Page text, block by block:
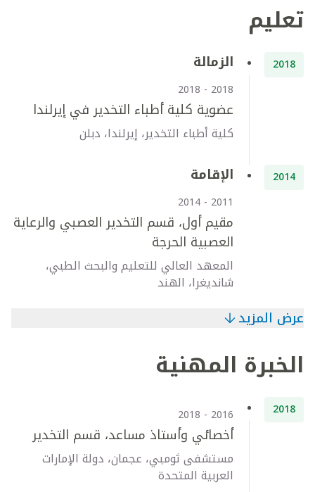
تعليم
2018 الزمالة
2018 - 2018
عضوية كلية أطباء التخدير في إيرلندا
كلية أطباء التخدير، إيرلندا، دبلن
2014 الإقامة
2011 - 2014
مقيم أول، قسم التخدير العصبي والرعاية
العصبية الحرجة
المعهد العالي للتعليم والبحث الطبي،
شانديغرا، الهند
عرض المزيد
الخبرة المهنية
2018
2016 - 2018
أخصائي وأستاذ مساعد، قسم التخدير
مستشفى ثومبي، عجمان، دولة الإمارات
العربية المتحدة